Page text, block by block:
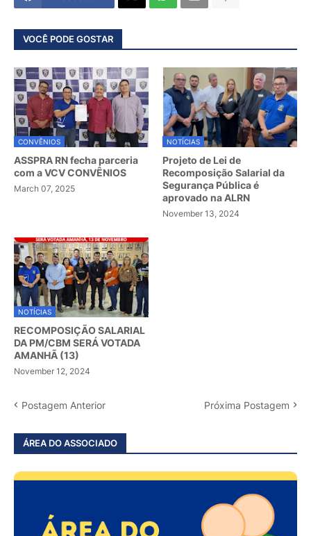
VOCÊ PODE GOSTAR
CONVÊNIOS
ASSPRA RN fecha parceria
com a VCV CONVÊNIOS
March 07, 2025
NOTÍCIAS
Projeto de Lei de
Recomposição Salarial da
Segurança Pública é
aprovado na ALRN
November 13, 2024
NOTÍCIAS
RECOMPOSIÇÃO SALARIAL
DA PM/CBM SERÁ VOTADA
AMANHÃ (13)
November 12, 2024
Postagem Anterior Próxima Postagem
ÁREA DO ASSOCIADO